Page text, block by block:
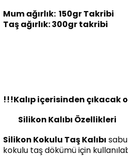
Mum ağırlık: 150gr Takribi
Taş ağırlık: 300gr takribi
!!!Kalıp içerisinden çıkacak
Silikon Kalıbı Özellikleri
Silikon Kokulu Taş Kalıbı
kokulu taş dökümü için